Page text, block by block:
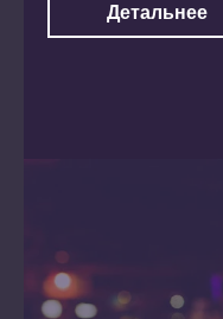
Детальнее